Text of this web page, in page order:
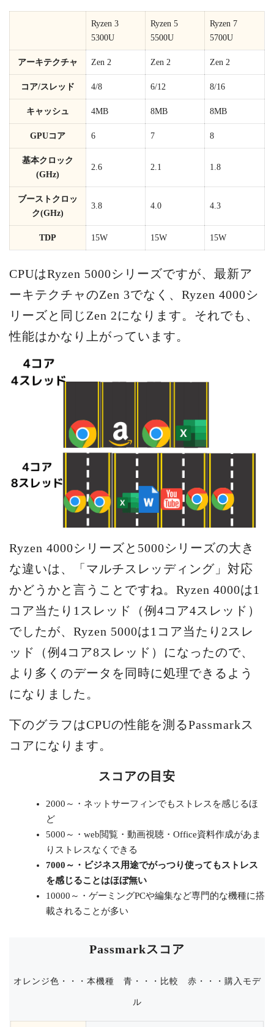
Ryzen 3
5300U
Ryzen 5
5500U
Ryzen 7
5700U
アーキテクチャ Zen 2 Zen 2 Zen 2
コア/スレッド 4/8 6/12 8/16
キャッシュ 4MB 8MB 8MB
GPUコア 6 7 8
基本クロック
(GHz)
2.6 2.1 1.8
ブーストクロッ
ク(GHz)
3.8 4.0 4.3
TDP 15W 15W 15W
CPUはRyzen 5000シリーズですが、最新ア
ーキテクチャのZen 3でなく、Ryzen 4000シ
リーズと同じZen 2になります。それでも、
性能はかなり上がっています。
Ryzen 4000シリーズと5000シリーズの大き
な違いは、「マルチスレッディング」対応
かどうかと言うことですね。Ryzen 4000は1
コア当たり1スレッド（例4コア4スレッド）
でしたが、Ryzen 5000は1コア当たり2スレ
ッド（例4コア8スレッド）になったので、
より多くのデータを同時に処理できるよう
になりました。
下のグラフはCPUの性能を測るPassmarkス
コアになります。
スコアの目安
2000～・ネットサーフィンでもストレスを感じるほ
ど
5000～・web閲覧・動画視聴・Office資料作成があま
りストレスなくできる
7000～・ビジネス用途でがっつり使ってもストレス
を感じることはほぼ無い
10000～・ゲーミングPCや編集など専門的な機種に搭
載されることが多い
Passmarkスコア
オレンジ色・・・本機種 青・・・比較 赤・・・購入モデ
ル